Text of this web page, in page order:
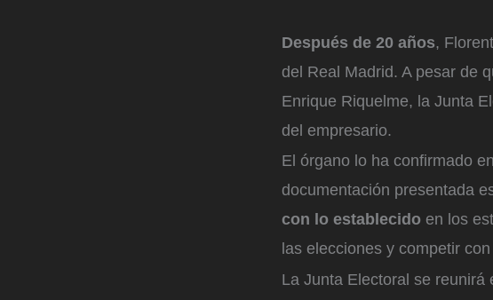
Después de 20 años,
del Real Madrid. A pesar de
Enrique Riquelme, la Junta
del empresario.
El órgano lo ha confirmado
documentación presentada
con lo establecido en los
las elecciones y competir
La Junta Electoral se reunirá